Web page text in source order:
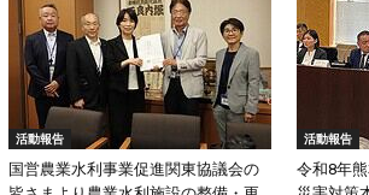
活動報告
国営農業水利事業促進関東協議会の
活動報告
令和8年